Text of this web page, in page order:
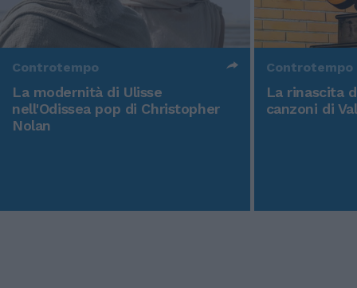
Controtempo
La modernità di Ulisse
nell'Odissea pop di Christopher
Nolan
Controtempo
La rinascita
canzoni di